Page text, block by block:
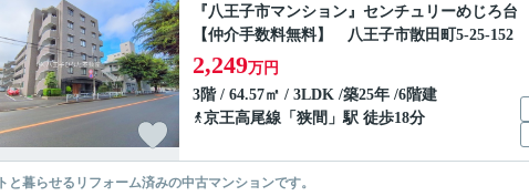
『八王子市マンション』センチュリーめじろ台
【仲介手数料無料】 八王子市散田町5-25-152
2,249万円
3階 / 64.57㎡ / 3LDK /築25年 /6階建
京王高尾線 「 狭間 」駅 徒歩18分
と暮らせるリフォーム済みの中古マンションです。